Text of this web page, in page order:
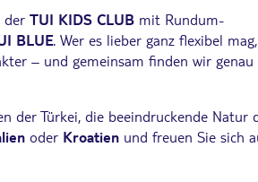
der TUI KIDS CLUB mit Rundum-
BLUE. Wer es lieber ganz flexibel mag,
– und gemeinsam finden wir genau
der Türkei, die beeindruckende Natur
oder Kroatien und freuen Sie sich